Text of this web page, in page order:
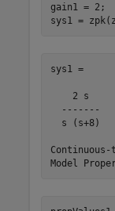
gain1 = 2;
sys1 =
sys1 =
    2 s
  -------
  s (s+8)